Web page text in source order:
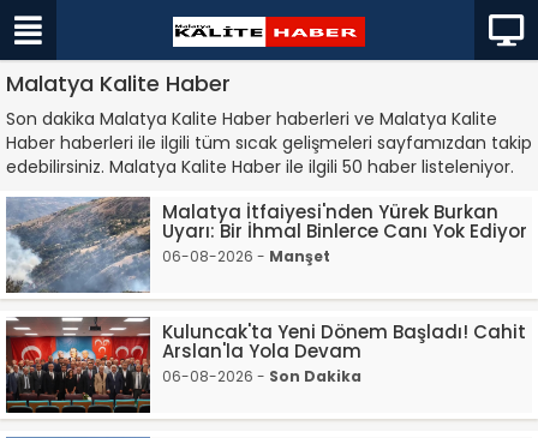
Malatya Kalite Haber
Son dakika Malatya Kalite Haber haberleri ve Malatya Kalite
Haber haberleri ile ilgili tüm sıcak gelişmeleri sayfamızdan takip
edebilirsiniz. Malatya Kalite Haber ile ilgili 50 haber listeleniyor.
Malatya İtfaiyesi'nden Yürek Burkan
Uyarı: Bir İhmal Binlerce Canı Yok Ediyor
06-08-2026 - Manşet
Kuluncak'ta Yeni Dönem Başladı! Cahit
Arslan'la Yola Devam
06-08-2026 - Son Dakika